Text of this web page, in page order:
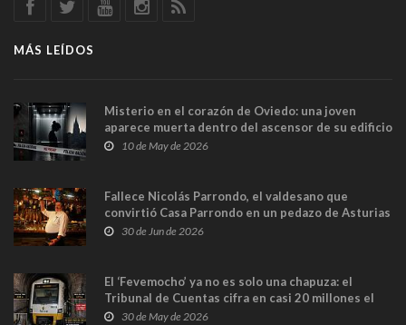
MÁS LEÍDOS
Misterio en el corazón de Oviedo: una joven
aparece muerta dentro del ascensor de su edificio
y las cámaras captan sus últimos minutos
10 de May de 2026
Fallece Nicolás Parrondo, el valdesano que
convirtió Casa Parrondo en un pedazo de Asturias
en Madrid
30 de Jun de 2026
El ‘Fevemocho’ ya no es solo una chapuza: el
Tribunal de Cuentas cifra en casi 20 millones el
sobrecoste de los trenes que no cabían por los
30 de May de 2026